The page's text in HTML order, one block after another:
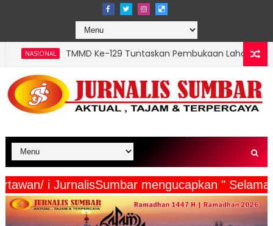
Ke-129 Tuntaskan Pembukaan Lahan 1 Hektar, Siap
Database Petani dan Peternak sebagai Upaya
Wartawan/ i JurnalisSumbar mengucapkan "